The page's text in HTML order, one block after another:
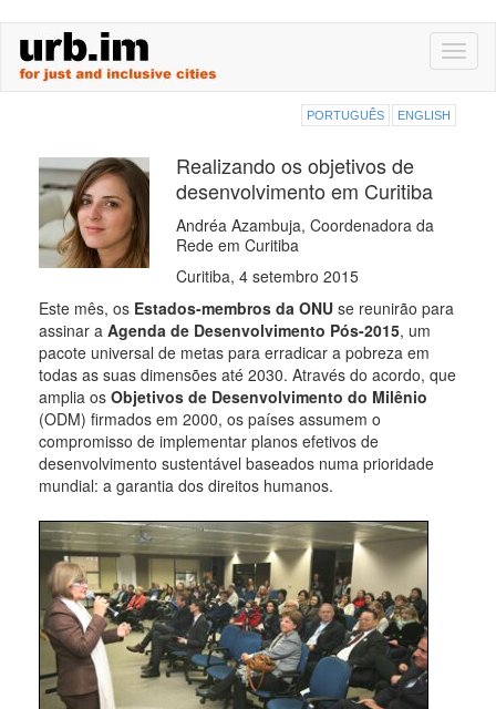
main
PORTUGUÊS ENGLISH
Realizando os objetivos de
desenvolvimento em Curitiba
Andréa Azambuja, Coordenadora da
Rede em Curitiba
Curitiba, 4 setembro 2015
Este mês, os Estados-membros da ONU se reunirão para
assinar a Agenda de Desenvolvimento Pós-2015, um
pacote universal de metas para erradicar a pobreza em
todas as suas dimensões até 2030. Através do acordo, que
amplia os Objetivos de Desenvolvimento do Milênio
(ODM) firmados em 2000, os países assumem o
compromisso de implementar planos efetivos de
desenvolvimento sustentável baseados numa prioridade
mundial: a garantia dos direitos humanos.